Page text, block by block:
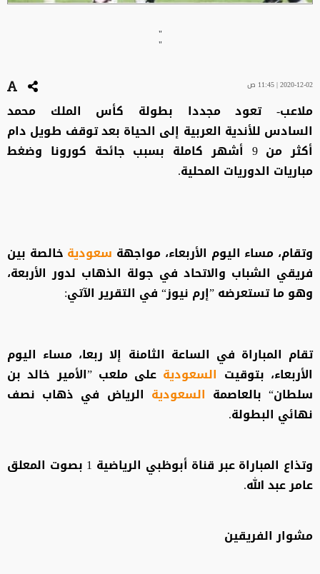
"
"
2020-12-02 | 11:45 ص
ملاعب- تعود مجددا بطولة كأس الملك محمد
السادس للأندية العربية إلى الحياة بعد توقف طويل دام
أكثر من 9 أشهر كاملة بسبب جائحة كورونا وضغط
مباريات الدوريات المحلية.
وتقام، مساء اليوم الأربعاء، مواجهة سعودية خالصة بين
فريقي الشباب والاتحاد في جولة الذهاب لدور الأربعة،
وهو ما تستعرضه ”إرم نيوز“ في التقرير الآتي:
تقام المباراة في الساعة الثامنة إلا ربعا، مساء اليوم
الأربعاء، بتوقيت السعودية على ملعب ”الأمير خالد بن
سلطان“ بالعاصمة السعودية الرياض في ذهاب نصف
نهائي البطولة.
وتذاع المباراة عبر قناة أبوظبي الرياضية 1 بصوت المعلق
عامر عبد الله.
مشوار الفريقين